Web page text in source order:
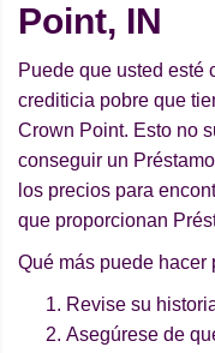
Point, IN
Puede que usted esté
crediticia pobre que
Crown Point. Esto no
conseguir un
los precios para
que proporcionan
Qué más puede
Revise su
Asegúrese de